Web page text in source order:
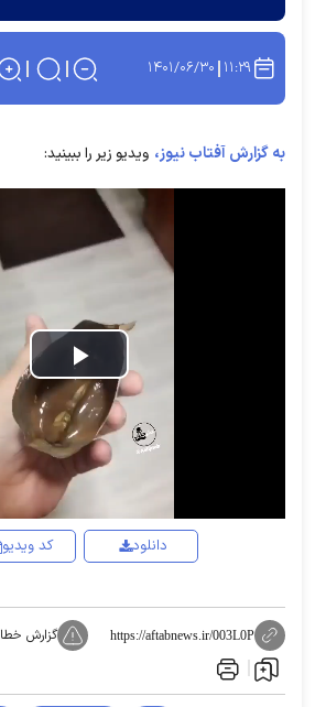
۱۱:۲۹ ۱۴۰۱/۰۶/۳۰
به گزارش آفتاب نیوز، ویدیو زیر را ببینید:
Play
Video
کد ویدیو دانلود
https://aftabnews.ir/003L0P گزارش خطا